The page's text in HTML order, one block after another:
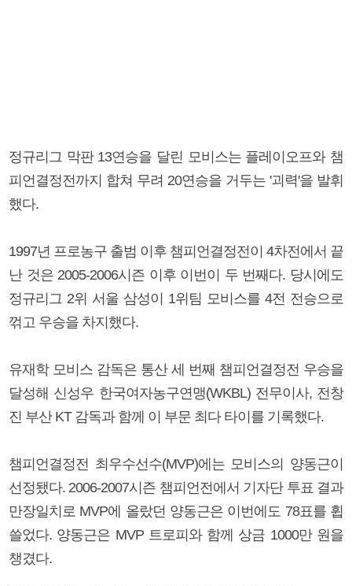
정규리그 막판 13연승을 달린 모비스는 플레이오프와 챔
피언결정전까지 합쳐 무려 20연승을 거두는 '괴력'을 발휘
했다.
1997년 프로농구 출범 이후 챔피언결정전이 4차전에서 끝
난 것은 2005-2006시즌 이후 이번이 두 번째다. 당시에도
정규리그 2위 서울 삼성이 1위팀 모비스를 4전 전승으로
꺾고 우승을 차지했다.
유재학 모비스 감독은 통산 세 번째 챔피언결정전 우승을
달성해 신성우 한국여자농구연맹(WKBL) 전무이사, 전창
진 부산 KT 감독과 함께 이 부문 최다 타이를 기록했다.
챔피언결정전 최우수선수(MVP)에는 모비스의 양동근이
선정됐다. 2006-2007시즌 챔피언전에서 기자단 투표 결과
만장일치로 MVP에 올랐던 양동근은 이번에도 78표를 휩
쓸었다. 양동근은 MVP 트로피와 함께 상금 1000만 원을
챙겼다.